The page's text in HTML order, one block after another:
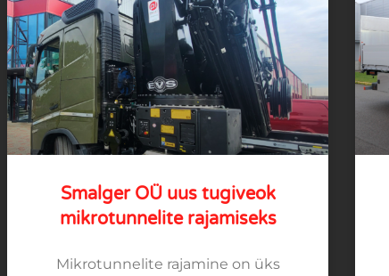
Smalger OÜ uus tugiveok
mikrotunnelite rajamiseks
Mikrotunnelite rajamine on üks